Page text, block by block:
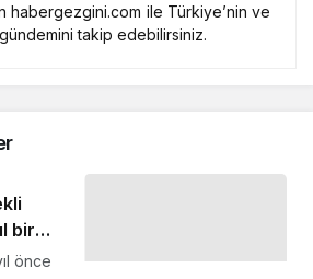
habergezgini.com ile Türkiye’nin ve
takip edebilirsiniz.
bir
önce